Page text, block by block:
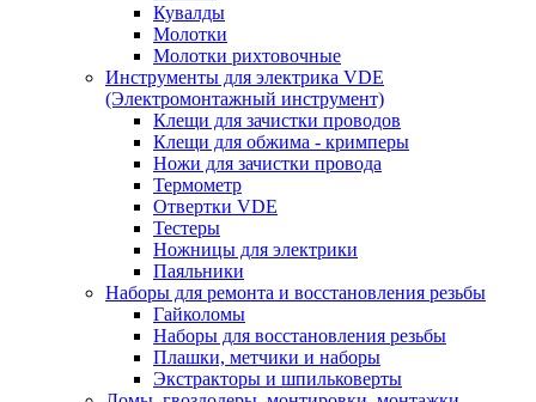
Кувалды
Молотки
Молотки рихтовочные
Инструменты для электрика VDE
(Электромонтажный инструмент)
Клещи для зачистки проводов
Клещи для обжима - кримперы
Ножи для зачистки провода
Термометр
Отвертки VDE
Тестеры
Ножницы для электрики
Паяльники
Наборы для ремонта и восстановления резьбы
Гайколомы
Наборы для восстановления резьбы
Плашки, метчики и наборы
Экстракторы и шпильковерты